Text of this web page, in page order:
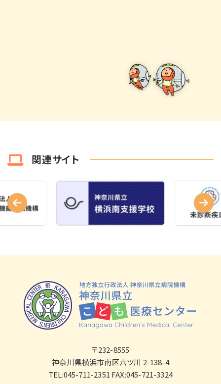
関連サイト
〒232-8555
神奈川県横浜市南区六ツ川 2-138-4
TEL:045-711-2351 FAX:045-721-3324